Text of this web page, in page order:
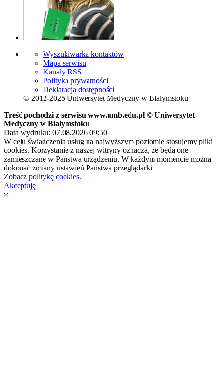
Wyszukiwarka kontaktów
Mapa serwisu
Kanały RSS
Polityka prywatności
Deklaracja dostępności
© 2012-2025 Uniwersytet Medyczny w Białymstoku
Treść pochodzi z serwisu www.umb.edu.pl © Uniwersytet
Medyczny w Białymstoku
Data wydruku: 07.08.2026 09:50
W celu świadczenia usług na najwyższym poziomie stosujemy pliki
cookies. Korzystanie z naszej witryny oznacza, że będą one
zamieszczane w Państwa urządzeniu. W każdym momencie można
dokonać zmiany ustawień Państwa przeglądarki.
Zobacz politykę cookies.
Akceptuję